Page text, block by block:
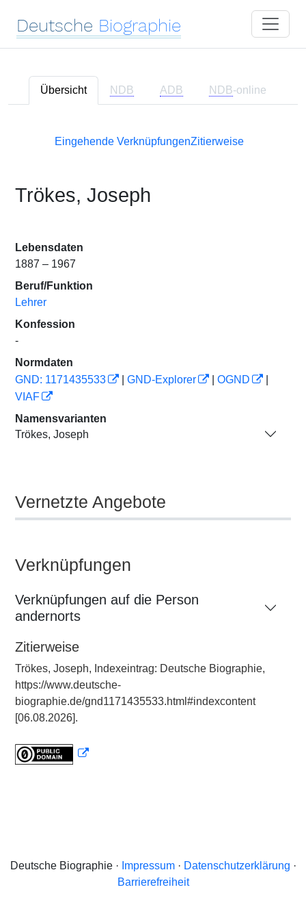
Deutsche Biographie
Übersicht NDB ADB NDB-online
Eingehende VerknüpfungenZitierweise
Trökes, Joseph
Lebensdaten
1887 – 1967
Beruf/Funktion
Lehrer
Konfession
-
Normdaten
GND: 1171435533
GND-Explorer OGND
VIAF
Namensvarianten
Trökes, Joseph
Vernetzte Angebote
Verknüpfungen
Verknüpfungen auf die Person
andernorts
Zitierweise
Trökes, Joseph, Indexeintrag: Deutsche Biographie,
https://www.deutsche-
biographie.de/gnd1171435533.html#indexcontent
[06.08.2026].
Deutsche Biographie · Impressum· Datenschutzerklärung ·
Barrierefreiheit